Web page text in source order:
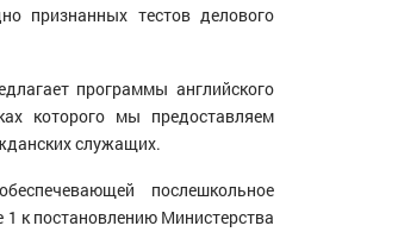
признанных тестов делового
программы английского
которого мы предоставляем
служащих.
послешкольное
к постановлению Министерства